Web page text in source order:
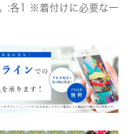
:各1 ※着付けに必要な一